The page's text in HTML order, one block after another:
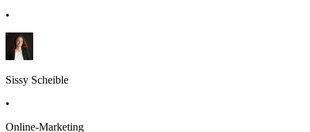
•
Sissy Scheible
•
Online-Marketing